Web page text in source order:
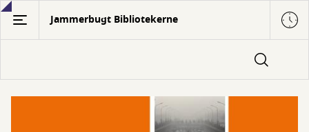
Gå
hovedindhold
Jammerbugt Bibliotekerne